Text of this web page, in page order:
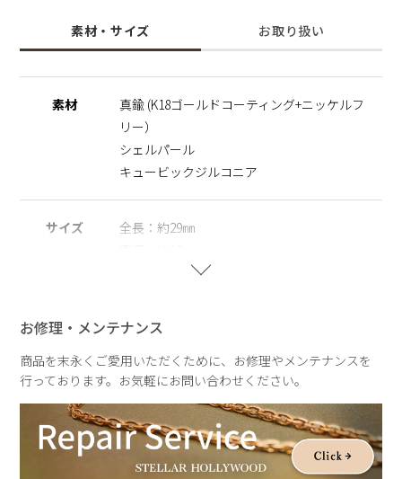
デイリーシーンはもちろん、カジュアルからキレイめなスタイ
リングまで活躍するマストアイテム。ピアスホールの開いてい
ない方やシンプルなピアスとのレイヤードを楽しみたい方へオ
シェルパールは汗や水にも強く、長くご愛用いただけ、ニッケ
ルフリーを使用し肌にやさしく金属アレルギーの方でも安心。
ギーを防ぐために、ニッケルをほぼ含まずに作られた素材を指
します。
す。
※右耳でのご着用を想定したデザインです
素材・サイズ お取り扱い
素材
真鍮 (K18ゴールドコーティング+ニッケルフ
リー）
シェルパール
キュービックジルコニア
サイズ
全長：約29㎜
スリット：約3㎜
お修理・メンテナンス
商品を末永くご愛用いただくために、お修理やメンテナンスを
行っております。お気軽にお問い合わせください。